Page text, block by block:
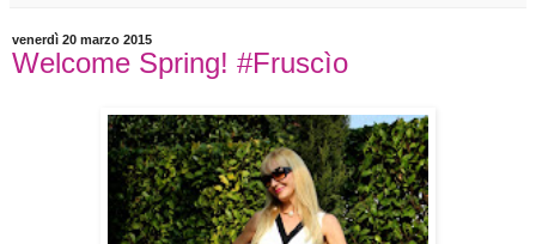
venerdì 20 marzo 2015
Welcome Spring! #Fruscìo